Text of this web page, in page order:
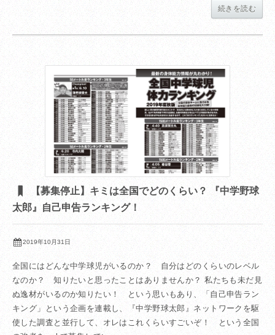
続きを読む
【募集停止】キミは全国でどのくらい？ 『中学野球
太郎』自己申告ランキング！
2019年10月31日
全国にはどんな中学球児がいるのか？ 自分はどのくらいのレベル
なのか？ 知りたいと思ったことはありませんか？ 私たちも未だ見
ぬ逸材がいるのか知りたい！ という思いもあり、「自己申告ラン
キング」という企画を連載し、『中学野球太郎』ネットワークを駆
使した調査と並行して、オレはこれくらいすごいぞ！ という全国